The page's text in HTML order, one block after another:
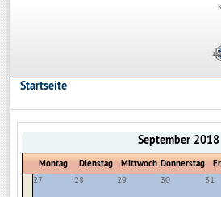
Startseite
September 2018
Montag Dienstag Mittwoch Donnerstag
27 28 29 30 31